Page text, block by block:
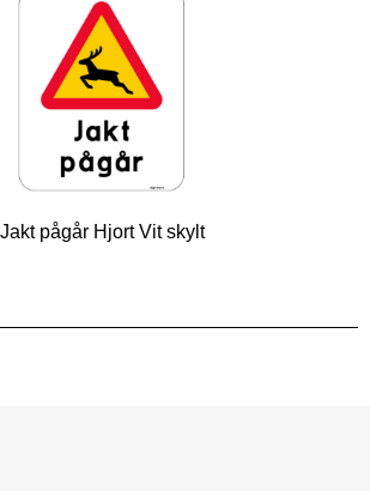
Jakt pågår Hjort Vit skylt